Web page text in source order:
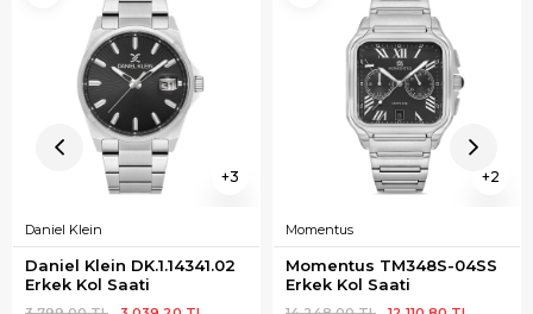
3
Daniel Klein
Daniel Klein DK.1.14341.02
Erkek Kol Saati
2
Momentus
Momentus TM348S-04SS
Erkek Kol Saati